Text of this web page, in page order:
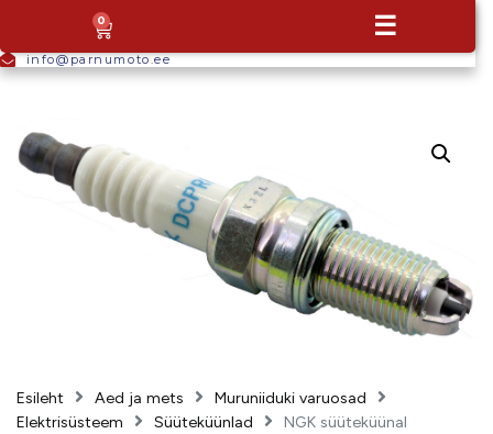
info@parnumoto.ee
0 ☰
Esileht Aed ja mets
Muruniiduki varuosad
Elektrisüsteem
Süüteküünlad
NGK süüteküünal